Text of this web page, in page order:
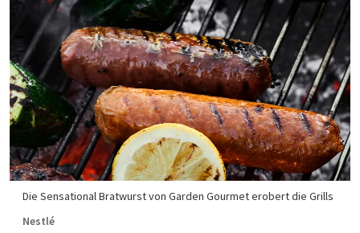
Die Sensational Bratwurst von Garden Gourmet erobert die Grills
Nestlé